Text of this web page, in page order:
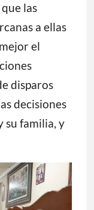
las
a ellas
el
disparos
decisiones
su familia, y